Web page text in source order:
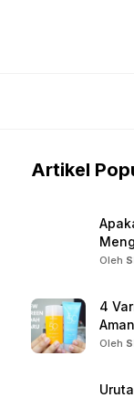
Artikel
Oleh
4
Oleh